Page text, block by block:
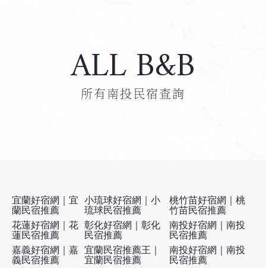
ALL B&B
所有南投民宿查詢
宜蘭好宿網｜宜
蘭民宿推薦
小琉球好宿網｜小
琉球民宿推薦
桃竹苗好宿網｜桃
竹苗民宿推薦
花蓮好宿網｜花
蓮民宿推薦
彰化好宿網｜彰化
民宿推薦
南投好宿網｜南投
民宿推薦
嘉義好宿網｜嘉
義民宿推薦
宜蘭民宿推薦王｜
宜蘭民宿推薦
南投好宿網｜南投
民宿推薦